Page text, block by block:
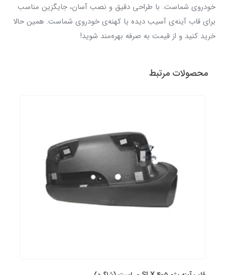
خودروی شماست. با طراحی دقیق و نصب آسان، جایگزین مناسب
برای قاب آینه‌ی آسیب دیده یا کهنه‌ی خودروی شماست. همین حالا
خرید کنید و از قیمت به صرفه بهره‌مند شوید!
محصولات مرتبط